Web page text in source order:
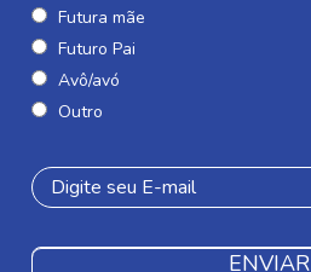
Futura mãe
Futuro Pai
Avô/avó
Outro
ENVIAR